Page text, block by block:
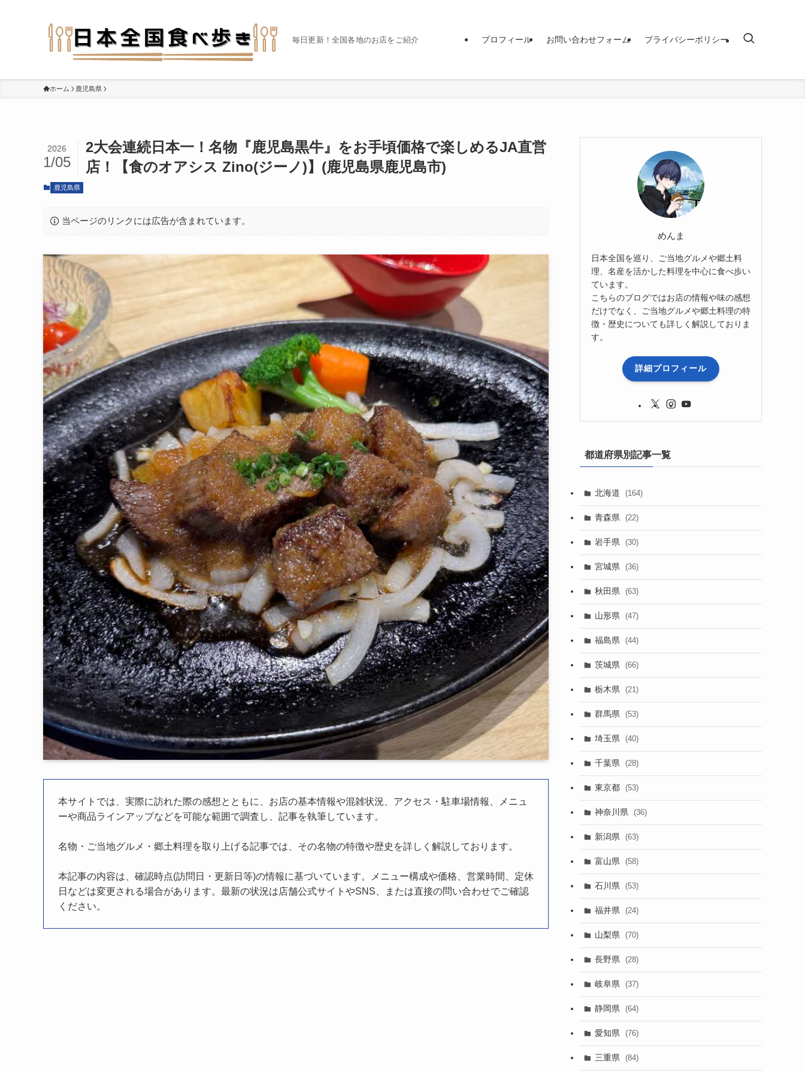
毎日更新！全国各地のお店をご紹介 プロフィール お問い合わせフォーム プライバシーポリシー
ホーム 鹿児島県
2大会連続日本一！名物『鹿児島黒牛』をお手頃価格で楽しめるJA直営
店！【食のオアシス Zino(ジーノ)】(鹿児島県鹿児島市)
2026
1/05
鹿児島県
当ページのリンクには広告が含まれています。
本サイトでは、実際に訪れた際の感想とともに、お店の基本情報や混雑状況、アクセス・駐車場情報、メニュ
ーや商品ラインアップなどを可能な範囲で調査し、記事を執筆しています。
名物・ご当地グルメ・郷土料理を取り上げる記事では、その名物の特徴や歴史を詳しく解説しております。
本記事の内容は、確認時点(訪問日・更新日等)の情報に基づいています。メニュー構成や価格、営業時間、定休
日などは変更される場合があります。最新の状況は店舗公式サイトやSNS、または直接の問い合わせでご確認
ください。
めんま
日本全国を巡り、ご当地グルメや郷土料
理、名産を活かした料理を中心に食べ歩い
ています。
こちらのブログではお店の情報や味の感想
だけでなく、ご当地グルメや郷土料理の特
徴・歴史についても詳しく解説しておりま
す。
詳細プロフィール
都道府県別記事一覧
北海道 (164)
青森県 (22)
岩手県 (30)
宮城県 (36)
秋田県 (63)
山形県 (47)
福島県 (44)
茨城県 (66)
栃木県 (21)
群馬県 (53)
埼玉県 (40)
千葉県 (28)
東京都 (53)
神奈川県 (36)
新潟県 (63)
富山県 (58)
石川県 (53)
福井県 (24)
山梨県 (70)
長野県 (28)
岐阜県 (37)
静岡県 (64)
愛知県 (76)
三重県 (84)